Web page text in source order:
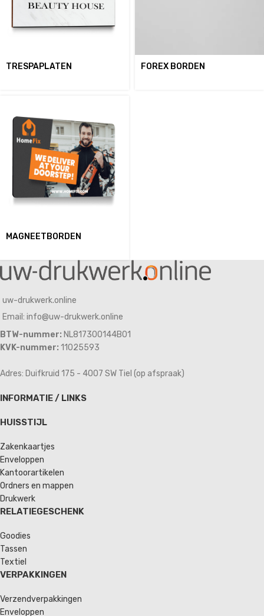
TRESPAPLATEN FOREX BORDEN
MAGNEETBORDEN
uw-drukwerk.online
Email: info@uw-drukwerk.online
BTW-nummer: NL817300144B01
KVK-nummer: 11025593
Adres: Duifkruid 175 - 4007 SW Tiel (op afspraak)
INFORMATIE / LINKS
HUISSTIJL
Zakenkaartjes
Enveloppen
Kantoorartikelen
Ordners en mappen
Drukwerk
RELATIEGESCHENK
Goodies
Tassen
Textiel
VERPAKKINGEN
Verzendverpakkingen
Enveloppen